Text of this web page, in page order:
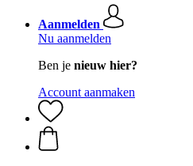
Aanmelden
Nu aanmelden
Ben je nieuw hier?
Account aanmaken